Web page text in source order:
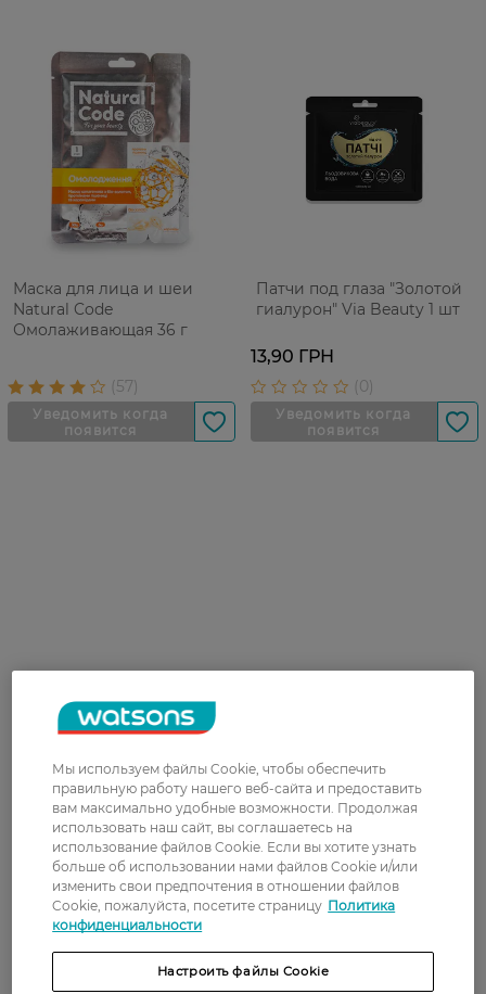
Маска для лица и шеи
Natural Code
Омолаживающая 36 г
Патчи под глаза "Золотой
гиалурон" Via Beauty 1 шт
13,90 ГРН
Молекулы золота способны сиять не только в
украшениях. Маска для лица с золотом творит
чудеса — кожа быстро приобретает
подтянутый и здоровый вид. Быстрая
регенерация и образование коллагена
помогают подтянуть и вернуть тонус кожи за
счет улучшения лимфотока и кровоснабжения
клеток.
Мы используем файлы Cookie, чтобы обеспечить
правильную работу нашего веб-сайта и предоставить
вам максимально удобные возможности. Продолжая
использовать наш сайт, вы соглашаетесь на
использование файлов Cookie. Если вы хотите узнать
больше об использовании нами файлов Cookie и/или
изменить свои предпочтения в отношении файлов
Cookie, пожалуйста, посетите страницу Политика
конфиденциальности
Настроить файлы Cookie